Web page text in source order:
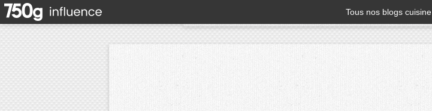
Tous nos blogs cuisine